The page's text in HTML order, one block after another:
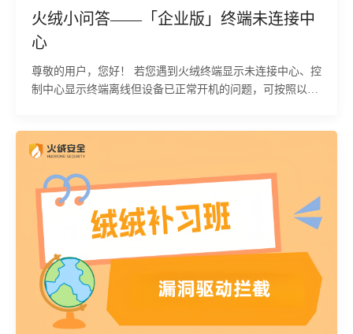
火绒小问答——「企业版」终端未连接中
心
尊敬的用户，您好！ 若您遇到火绒终端显示未连接中心、控
制中心显示终端离线但设备已正常开机的问题，可按照以下